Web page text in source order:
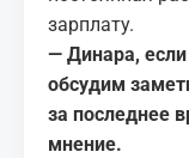
зарплату.
— Динара,
обсудим
за последнее
мнение.